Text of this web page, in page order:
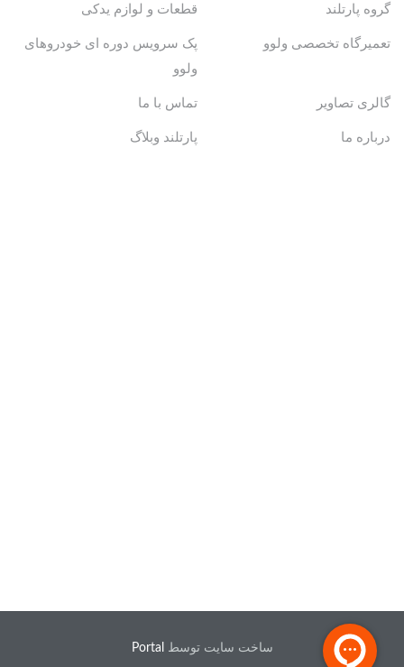
گروه پارتلند قطعات و لوازم یدکی
تعمیرگاه تخصصی ولوو
پک سرویس دوره ای خودروهای
ولوو
گالری تصاویر تماس با ما
درباره ما پارتلند وبلاگ
ساخت سایت توسط Portal